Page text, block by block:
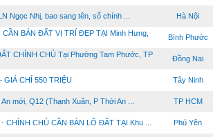
Ngọc Nhị, bao sang tên, sổ chính ... Hà Nội
BÁN ĐẤT VỊ TRÍ ĐẸP TẠI Minh Hưng,
Bình Phước
CHÍNH CHỦ Tại Phường Tam Phước, TP
Đồng Nai
GIÁ CHỈ 550 TRIỆU Tây Ninh
mới, Q12 (Thạnh Xuân, P Thới An ... TP HCM
CHỦ CẦN BÁN LÔ ĐẤT TẠI Khu ... Phú Yên